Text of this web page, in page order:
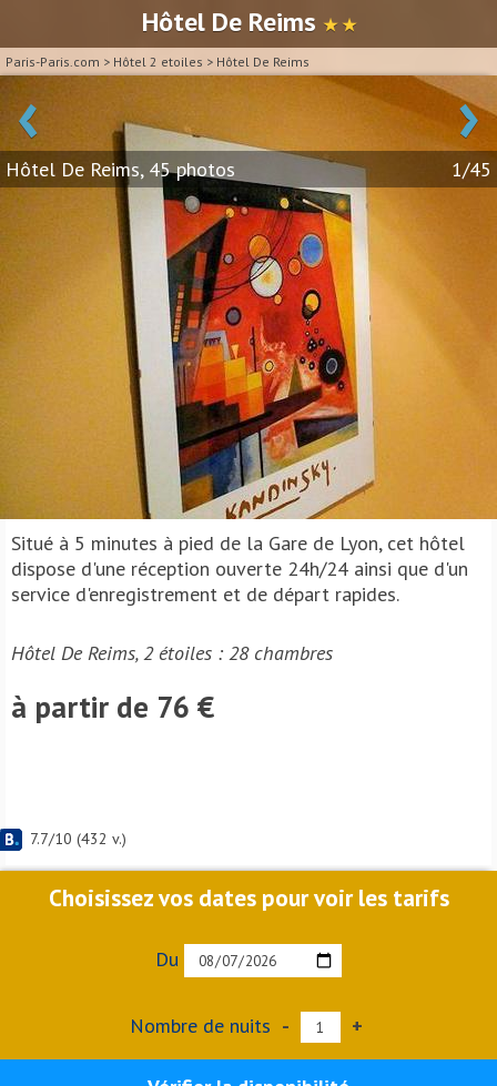
Hôtel De Reims ★ ★
Paris-Paris.com > Hôtel 2 etoiles > Hôtel De Reims
‹ ›
Hôtel De Reims, 45 photos 1/45
Situé à 5 minutes à pied de la Gare de Lyon, cet hôtel
dispose d'une réception ouverte 24h/24 ainsi que d'un
service d'enregistrement et de départ rapides.
Hôtel De Reims, 2 étoiles : 28 chambres
à partir de 76 €
7.7/10 (432 v.)
Choisissez vos dates pour voir les tarifs
Du
Nombre de nuits - +